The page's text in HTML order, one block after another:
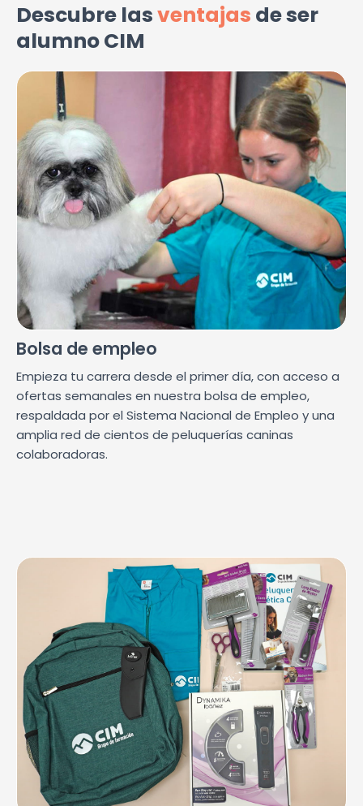
Descubre lasventajas de ser
alumno CIM
Bolsa de empleo
Empieza tu carrera desde el primer día, con acceso a
ofertas semanales en nuestra bolsa de empleo,
respaldada por el Sistema Nacional de Empleo y una
amplia red de cientos de peluquerías caninas
colaboradoras.